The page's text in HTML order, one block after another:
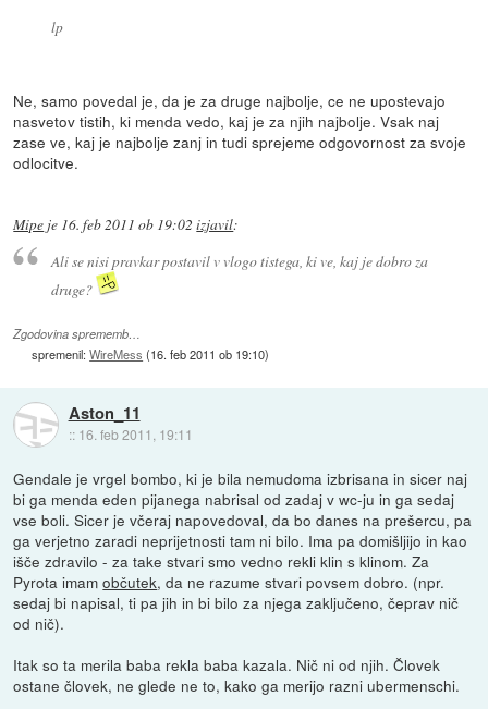
lp
Ne, samo povedal je, da je za druge najbolje, ce ne upostevajo
nasvetov tistih, ki menda vedo, kaj je za njih najbolje. Vsak naj
zase ve, kaj je najbolje zanj in tudi sprejeme odgovornost za svoje
odlocitve.
Mipe je 16. feb 2011 ob 19:02 izjavil:
Ali se nisi pravkar postavil v vlogo tistega, ki ve, kaj je dobro za
druge?
Zgodovina sprememb…
spremenil:WireMess (16. feb 2011 ob 19:10)
Aston_11
:: 16. feb 2011, 19:11
Gendale je vrgel bombo, ki je bila nemudoma izbrisana in sicer naj
bi ga menda eden pijanega nabrisal od zadaj v wc-ju in ga sedaj
vse boli. Sicer je včeraj napovedoval, da bo danes na prešercu, pa
ga verjetno zaradi neprijetnosti tam ni bilo. Ima pa domišljijo in kao
išče zdravilo - za take stvari smo vedno rekli klin s klinom. Za
Pyrota imamobčutek, da ne razume stvari povsem dobro. (npr.
sedaj bi napisal, ti pa jih in bi bilo za njega zaključeno, čeprav nič
od nič).
Itak so ta merila baba rekla baba kazala. Nič ni od njih. Človek
ostane človek, ne glede ne to, kako ga merijo razni ubermenschi.